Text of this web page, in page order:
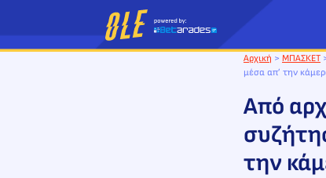
περιεχόμενο
Αρχική > ΜΠΑΣΚΕΤ
μέσα απ’ την
Από
την